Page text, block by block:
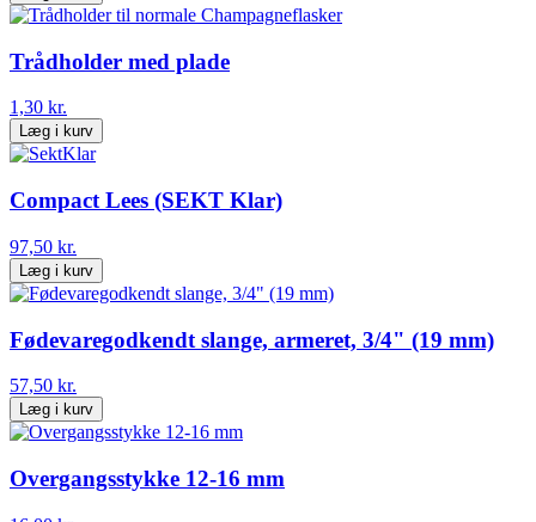
Trådholder med plade
1,30 kr.
Læg i kurv
Compact Lees (SEKT Klar)
97,50 kr.
Læg i kurv
Fødevaregodkendt slange, armeret, 3/4" (19 mm)
57,50 kr.
Læg i kurv
Overgangsstykke 12-16 mm